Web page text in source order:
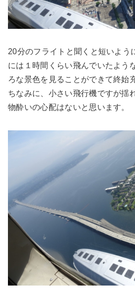
20分のフライトと聞くと短いよう
には１時間くらい飛んでいたよう
ろな景色を見ることができて終始
ちなみに、小さい飛行機ですが揺
物酔いの心配はないと思います。